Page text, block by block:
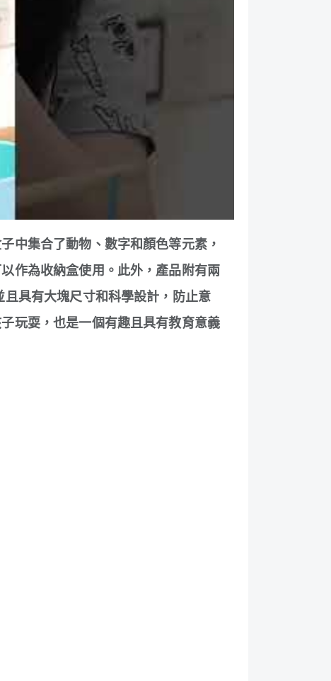
中集合了動物、數字和顏色等元素，
作為收納盒使用。此外，產品附有兩
具有大塊尺寸和科學設計，防止意
玩耍，也是一個有趣且具有教育意義